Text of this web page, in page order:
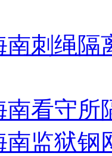
南刺绳隔
南看守所
南监狱钢